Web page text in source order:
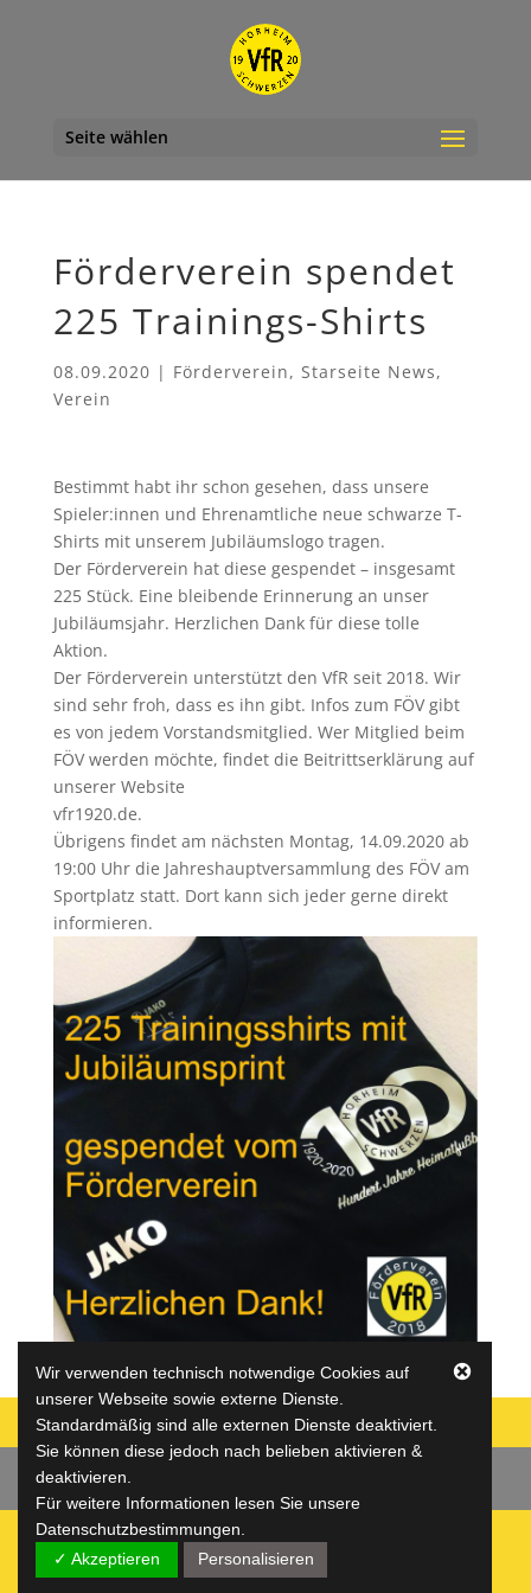
Seite wählen
Förderverein spendet
225 Trainings-Shirts
08.09.2020 | Förderverein, Starseite News,
Verein
Bestimmt habt ihr schon gesehen, dass unsere
Spieler:innen und Ehrenamtliche neue schwarze T-
Shirts mit unserem Jubiläumslogo tragen.
Der Förderverein hat diese gespendet – insgesamt
225 Stück. Eine bleibende Erinnerung an unser
Jubiläumsjahr. Herzlichen Dank für diese tolle
Aktion.
Der Förderverein unterstützt den VfR seit 2018. Wir
sind sehr froh, dass es ihn gibt. Infos zum FÖV gibt
es von jedem Vorstandsmitglied. Wer Mitglied beim
FÖV werden möchte, findet die Beitrittserklärung auf
unserer Website
vfr1920.de.
Übrigens findet am nächsten Montag, 14.09.2020 ab
19:00 Uhr die Jahreshauptversammlung des FÖV am
Sportplatz statt. Dort kann sich jeder gerne direkt
informieren.
Datenschutz
(c) VfR Horheim-Schwerzen e.V.
Wir verwenden technisch notwendige Cookies auf
unserer Webseite sowie externe Dienste.
Standardmäßig sind alle externen Dienste deaktiviert.
Sie können diese jedoch nach belieben aktivieren &
deaktivieren.
Für weitere Informationen lesen Sie unsere
Datenschutzbestimmungen.
✓ Akzeptieren
Personalisieren